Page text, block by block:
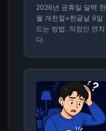
2026년 공휴일 달력
월 개천절+한글날 9
드는 방법. 직장인 연
다.